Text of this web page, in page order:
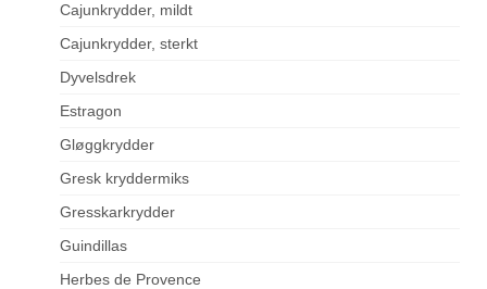
Cajunkrydder, mildt
Cajunkrydder, sterkt
Dyvelsdrek
Estragon
Gløggkrydder
Gresk kryddermiks
Gresskarkrydder
Guindillas
Herbes de Provence